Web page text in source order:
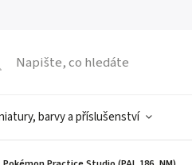
barvy a příslušenství